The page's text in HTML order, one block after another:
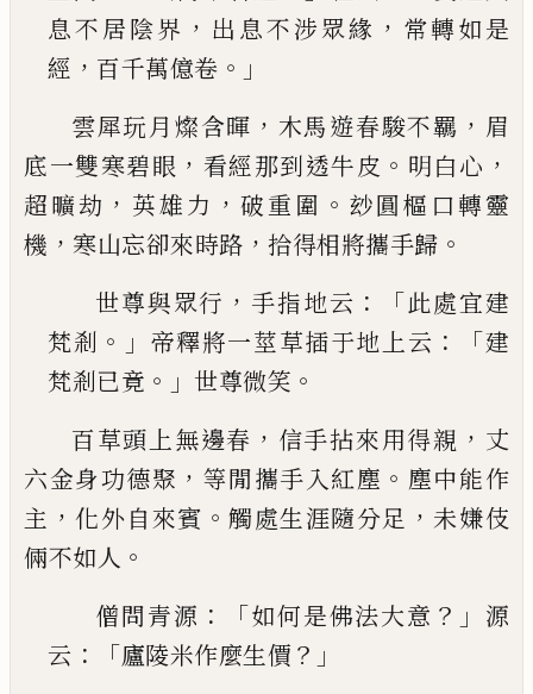
息不居陰界 ， 出息不涉眾緣 ， 常轉如是
經 ， 百千萬億卷 。」
雲犀玩月燦含暉 ， 木馬遊春駿不羈 ， 眉
底一雙寒碧眼 ， 看經那到透牛皮 。 明白心 ，
超曠劫 ， 英雄力 ，破重圍 。 玅圓樞口轉靈
機 ， 寒山忘卻來時路 ， 拾得相將攜手歸 。
世尊與眾行 ， 手指地云 ：「此處宜建
梵剎 。」 帝釋將一莖草插于地上云 ：「建
梵剎已竟 。」 世尊微笑 。
百草頭上無邊春 ， 信手拈來用得親 ， 丈
六金身功德聚 ， 等閒攜手入紅塵 。 塵中能作
主 ，化外自來賓 。觸處生涯隨分足 ， 未嫌伎
倆不如人 。
僧問青源 ：「如何是佛法大意 ？」 源
云 ：「廬陵米作麼生價 ？」